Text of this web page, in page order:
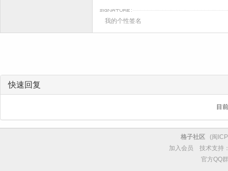
我的个性签名
快速回复
目
格子社区 (闽
加入会员
技术支持
官方QQ